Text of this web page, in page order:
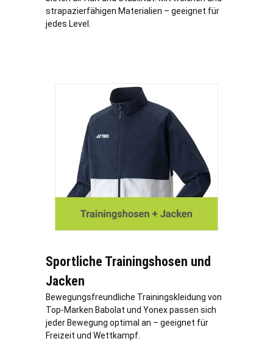
strapazierfähigen Materialien – geeignet für
jedes Level.
Sportliche Trainingshosen und
Jacken
Bewegungsfreundliche Trainingskleidung von
Top-Marken Babolat und Yonex passen sich
jeder Bewegung optimal an – geeignet für
Freizeit und Wettkampf.